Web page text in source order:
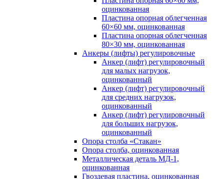
оцинкованная
Пластина опорная облегченная
60×60 мм, оцинкованная
Пластина опорная облегченная
80×30 мм, оцинкованная
Анкеры (лифты) регулировочные
Анкер (лифт) регулировочный
для малых нагрузок,
оцинкованный
Анкер (лифт) регулировочный
для средних нагрузок,
оцинкованный
Анкер (лифт) регулировочный
для больших нагрузок,
оцинкованный
Опора столба «Стакан»
Опора столба, оцинкованная
Металлическая деталь МД-1,
оцинкованная
Гвоздевая пластина, оцинкованная